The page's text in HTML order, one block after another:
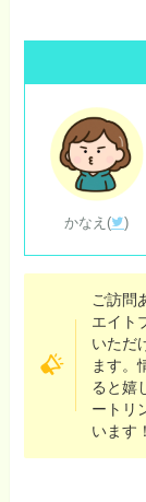
かなえ( )
ご訪問
エイト
いただ
ます。
ると嬉
ートリ
います！